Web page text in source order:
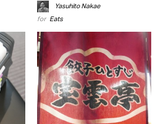
Yasuhito Nakae
for Eats